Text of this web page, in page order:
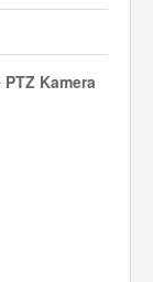
Kamera